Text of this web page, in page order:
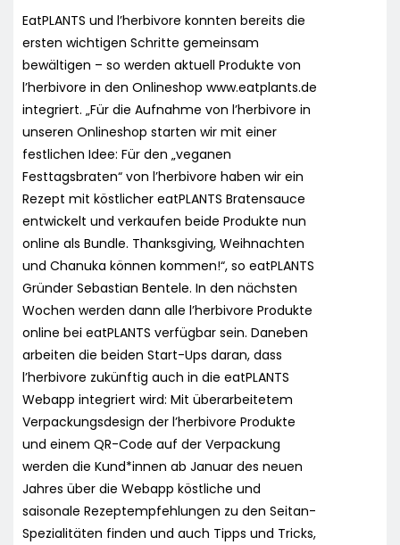
EatPLANTS und l’herbivore konnten bereits die
ersten wichtigen Schritte gemeinsam
bewältigen – so werden aktuell Produkte von
l’herbivore in den Onlineshop www.eatplants.de
integriert. „Für die Aufnahme von l’herbivore in
unseren Onlineshop starten wir mit einer
festlichen Idee: Für den „veganen
Festtagsbraten“ von l’herbivore haben wir ein
Rezept mit köstlicher eatPLANTS Bratensauce
entwickelt und verkaufen beide Produkte nun
online als Bundle. Thanksgiving, Weihnachten
und Chanuka können kommen!“, so eatPLANTS
Gründer Sebastian Bentele. In den nächsten
Wochen werden dann alle l’herbivore Produkte
online bei eatPLANTS verfügbar sein. Daneben
arbeiten die beiden Start-Ups daran, dass
l’herbivore zukünftig auch in die eatPLANTS
Webapp integriert wird: Mit überarbeitetem
Verpackungsdesign der l’herbivore Produkte
und einem QR-Code auf der Verpackung
werden die Kund*innen ab Januar des neuen
Jahres über die Webapp köstliche und
saisonale Rezeptempfehlungen zu den Seitan-
Spezialitäten finden und auch Tipps und Tricks,